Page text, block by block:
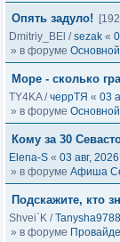
Опять задуло!
Dmitriy_BEl /sezak «
» в форуме
Море - сколько
TY4KA/черрТЯ « 03
» в форуме
Кому за 30
Elena-S « 03 авг,
» в форуме Афиша
Подскажите, кто
Shvei`K /Tanysha9788
» в форуме